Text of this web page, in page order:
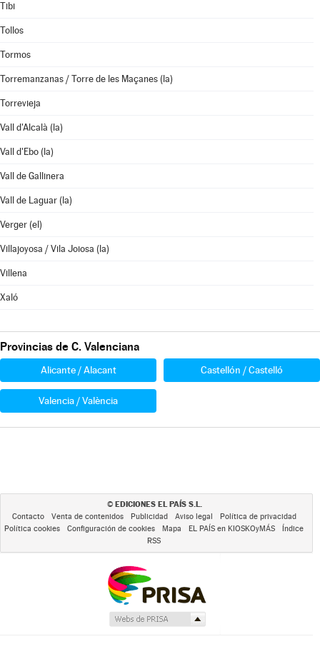
Tibi
Tollos
Tormos
Torremanzanas / Torre de les Maçanes (la)
Torrevieja
Vall d'Alcalà (la)
Vall d'Ebo (la)
Vall de Gallinera
Vall de Laguar (la)
Verger (el)
Villajoyosa / Vila Joiosa (la)
Villena
Xaló
Provincias de C. Valenciana
Alicante / Alacant Castellón / Castelló
Valencia / València
© EDICIONES EL PAÍS S.L.
Contacto Venta de contenidos Publicidad Aviso legal
Política de privacidad
Política cookies
Configuración de cookies Mapa EL PAÍS en KIOSKOyMÁS
Índice
RSS